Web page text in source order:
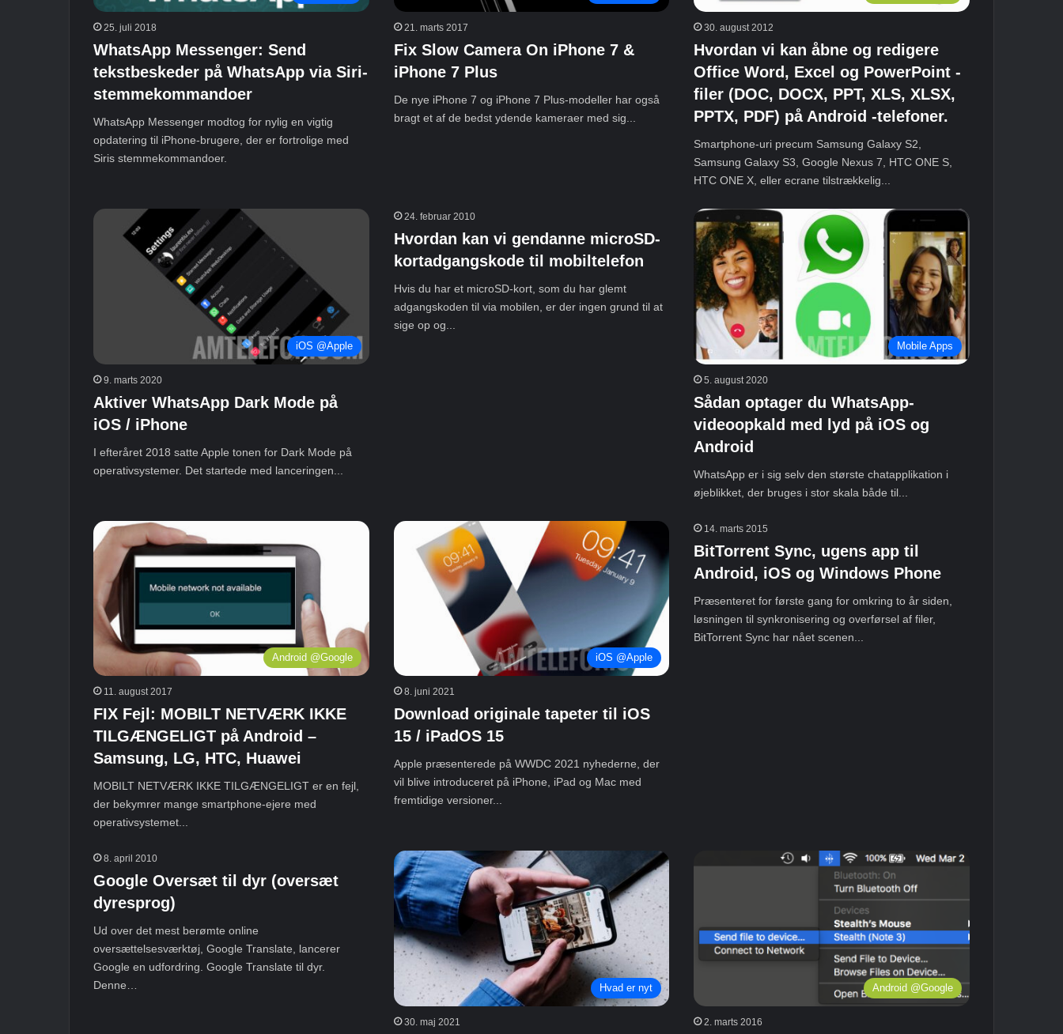
25. juli 2018
WhatsApp Messenger: Send
tekstbeskeder på WhatsApp via Siri-
stemmekommandoer
WhatsApp Messenger modtog for nylig en vigtig
opdatering til iPhone-brugere, der er fortrolige med
Siris stemmekommandoer.
21. marts 2017
Fix Slow Camera On iPhone 7 &
iPhone 7 Plus
De nye iPhone 7 og iPhone 7 Plus-modeller har også
bragt et af de bedst ydende kameraer med sig...
30. august 2012
Hvordan vi kan åbne og redigere
Office Word, Excel og PowerPoint -
filer (DOC, DOCX, PPT, XLS, XLSX,
PPTX, PDF) på Android -telefoner.
Smartphone-uri precum Samsung Galaxy S2,
Samsung Galaxy S3, Google Nexus 7, HTC ONE S,
HTC ONE X, eller ecrane tilstrækkelig...
iOS @Apple
9. marts 2020
Aktiver WhatsApp Dark Mode på
iOS / iPhone
I efteråret 2018 satte Apple tonen for Dark Mode på
operativsystemer. Det startede med lanceringen...
24. februar 2010
Hvordan kan vi gendanne microSD-
kortadgangskode til mobiltelefon
Hvis du har et microSD-kort, som du har glemt
adgangskoden til via mobilen, er der ingen grund til at
sige op og...
Mobile Apps
5. august 2020
Sådan optager du WhatsApp-
videoopkald med lyd på iOS og
Android
WhatsApp er i sig selv den største chatapplikation i
øjeblikket, der bruges i stor skala både til...
Android @Google
11. august 2017
FIX Fejl: MOBILT NETVÆRK IKKE
TILGÆNGELIGT på Android –
Samsung, LG, HTC, Huawei
MOBILT NETVÆRK IKKE TILGÆNGELIGT er en fejl,
der bekymrer mange smartphone-ejere med
operativsystemet...
iOS @Apple
8. juni 2021
Download originale tapeter til iOS
15 / iPadOS 15
Apple præsenterede på WWDC 2021 nyhederne, der
vil blive introduceret på iPhone, iPad og Mac med
fremtidige versioner...
14. marts 2015
BitTorrent Sync, ugens app til
Android, iOS og Windows Phone
Præsenteret for første gang for omkring to år siden,
løsningen til synkronisering og overførsel af filer,
BitTorrent Sync har nået scenen...
8. april 2010
Google Oversæt til dyr (oversæt
dyresprog)
Ud over det mest berømte online
oversættelsesværktøj, Google Translate, lancerer
Google en udfordring. Google Translate til dyr.
Denne…
Hvad er nyt
30. maj 2021
Android @Google
2. marts 2016